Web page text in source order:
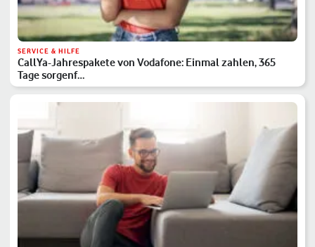
SERVICE & HILFE
CallYa-Jahrespakete von Vodafone: Einmal zahlen, 365
Tage sorgenf…